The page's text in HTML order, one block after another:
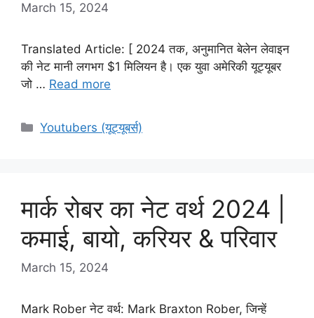
March 15, 2024
Translated Article: [ 2024 तक, अनुमानित बेलेन लेवाइन
की नेट मानी लगभग $1 मिलियन है। एक युवा अमेरिकी यूट्यूबर
जो … Read more
Categories
Youtubers (यूट्यूबर्स)
मार्क रोबर का नेट वर्थ 2024 |
कमाई, बायो, करियर & परिवार
March 15, 2024
Mark Rober नेट वर्थ: Mark Braxton Rober, जिन्हें